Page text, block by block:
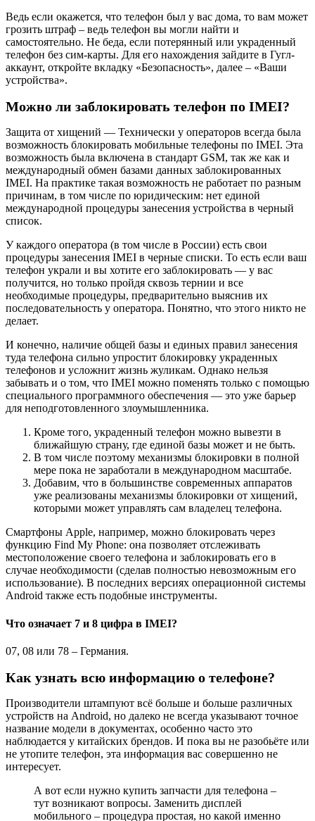
Ведь если окажется, что телефон был у вас дома, то вам может
грозить штраф – ведь телефон вы могли найти и
самостоятельно. Не беда, если потерянный или украденный
телефон без сим-карты. Для его нахождения зайдите в Гугл-
аккаунт, откройте вкладку «Безопасность», далее – «Ваши
устройства».
Можно ли заблокировать телефон по IMEI?
Защита от хищений — Технически у операторов всегда была
возможность блокировать мобильные телефоны по IMEI. Эта
возможность была включена в стандарт GSM, так же как и
международный обмен базами данных заблокированных
IMEI. На практике такая возможность не работает по разным
причинам, в том числе по юридическим: нет единой
международной процедуры занесения устройства в черный
список.
У каждого оператора (в том числе в России) есть свои
процедуры занесения IMEI в черные списки. То есть если ваш
телефон украли и вы хотите его заблокировать — у вас
получится, но только пройдя сквозь тернии и все
необходимые процедуры, предварительно выяснив их
последовательность у оператора. Понятно, что этого никто не
делает.
И конечно, наличие общей базы и единых правил занесения
туда телефона сильно упростит блокировку украденных
телефонов и усложнит жизнь жуликам. Однако нельзя
забывать и о том, что IMEI можно поменять только с помощью
специального программного обеспечения — это уже барьер
для неподготовленного злоумышленника.
Кроме того, украденный телефон можно вывезти в
ближайшую страну, где единой базы может и не быть.
В том числе поэтому механизмы блокировки в полной
мере пока не заработали в международном масштабе.
Добавим, что в большинстве современных аппаратов
уже реализованы механизмы блокировки от хищений,
которыми может управлять сам владелец телефона.
Смартфоны Apple, например, можно блокировать через
функцию Find My Phone: она позволяет отслеживать
местоположение своего телефона и заблокировать его в
случае необходимости (сделав полностью невозможным его
использование). В последних версиях операционной системы
Android также есть подобные инструменты.
Что означает 7 и 8 цифра в IMEI?
07, 08 или 78 – Германия.
Как узнать всю информацию о телефоне?
Производители штампуют всё больше и больше различных
устройств на Android, но далеко не всегда указывают точное
название модели в документах, особенно часто это
наблюдается у китайских брендов. И пока вы не разобьёте или
не утопите телефон, эта информация вас совершенно не
интересует.
А вот если нужно купить запчасти для телефона –
тут возникают вопросы. Заменить дисплей
мобильного – процедура простая, но какой именно